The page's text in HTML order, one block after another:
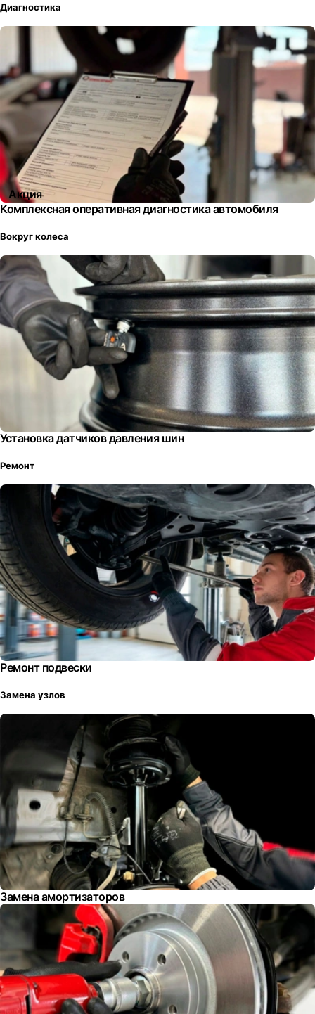
Диагностика
Акция
Комплексная оперативная диагностика автомобиля
Вокруг колеса
Установка датчиков давления шин
Ремонт
Ремонт подвески
Замена узлов
Замена амортизаторов